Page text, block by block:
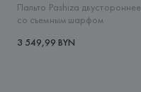
Пальто Pashiza двустороннее
со съемным шарфом
3 549,99 BYN